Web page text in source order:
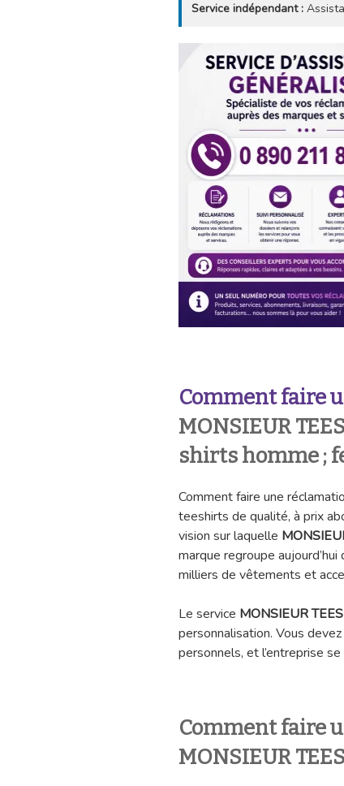
Service indépendant :
Comment faire
MONSIEUR
shirts homme ;
Comment faire une
teeshirts de qualité, à prix
vision sur laquelle
marque regroupe
milliers de vêtements et
Le service MONSIEUR
personnalisation. Vous
personnels, et l’entreprise
Comment faire
MONSIEUR